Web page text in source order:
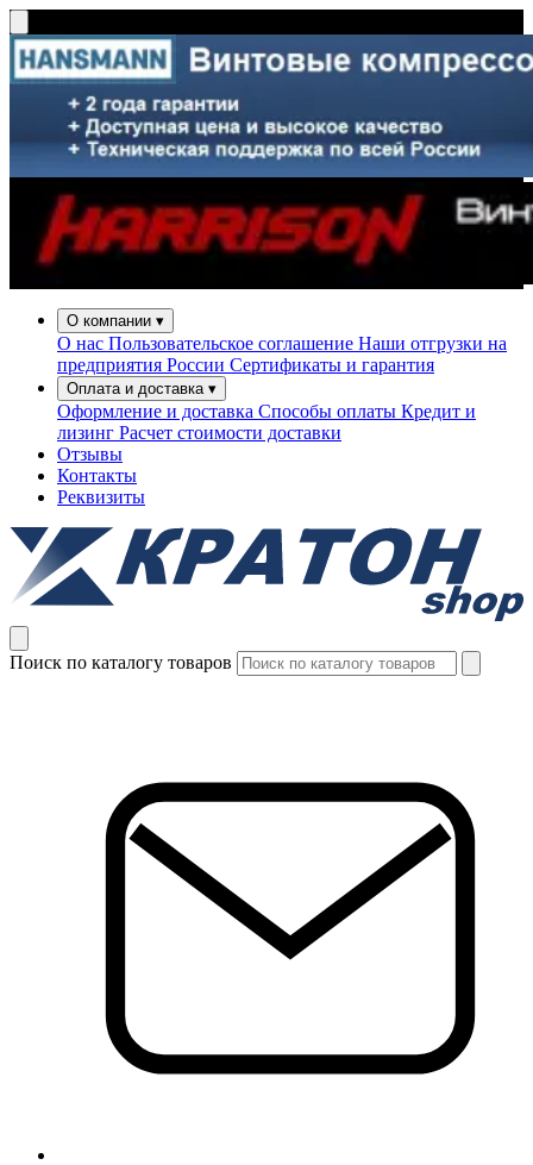
О компании ▾
О нас Пользовательское соглашение Наши отгрузки на
предприятия России Сертификаты и гарантия
Оплата и доставка ▾
Оформление и доставка Способы оплаты Кредит и
лизинг Расчет стоимости доставки
Отзывы
Контакты
Реквизиты
Поиск по каталогу товаров